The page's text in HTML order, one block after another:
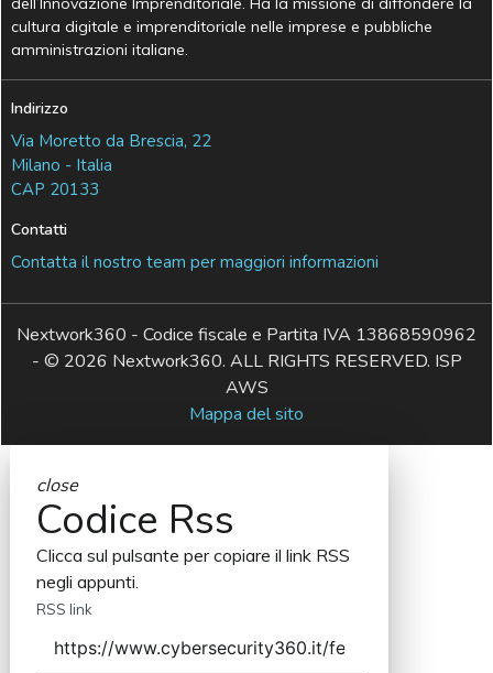
cultura digitale e imprenditoriale nelle imprese e pubbliche
amministrazioni italiane.
Indirizzo
Via Moretto da Brescia, 22
Milano - Italia
CAP 20133
Contatti
Contatta il nostro team per maggiori informazioni
Nextwork360 - Codice fiscale e Partita IVA 13868590962
- © 2026 Nextwork360. ALL RIGHTS RESERVED. ISP
AWS
Mappa del sito
close
Codice Rss
Clicca sul pulsante per copiare il link RSS
negli appunti.
RSS link